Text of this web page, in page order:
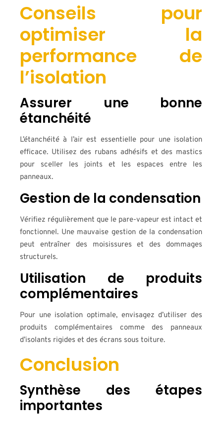
Conseils pour
optimiser la
performance de
l’isolation
Assurer une bonne
étanchéité
L’étanchéité à l’air est essentielle pour une isolation
efficace. Utilisez des rubans adhésifs et des mastics
pour sceller les joints et les espaces entre les
panneaux.
Gestion de la condensation
Vérifiez régulièrement que le pare-vapeur est intact et
fonctionnel. Une mauvaise gestion de la condensation
peut entraîner des moisissures et des dommages
structurels.
Utilisation de produits
complémentaires
Pour une isolation optimale, envisagez d’utiliser des
produits complémentaires comme des panneaux
d’isolants rigides et des écrans sous toiture.
Conclusion
Synthèse des étapes
importantes